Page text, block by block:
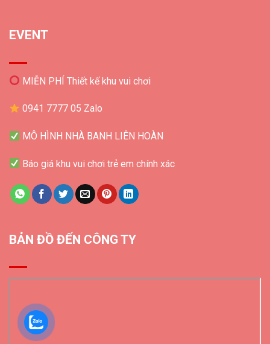
EVENT
MIỄN PHÍ Thiết kế khu vui chơi
0941 7777 05 Zalo
MÔ HÌNH NHÀ BANH LIÊN HOÀN
Báo giá khu vui chơi trẻ em chính xác
BẢN ĐỒ ĐẾN CÔNG TY